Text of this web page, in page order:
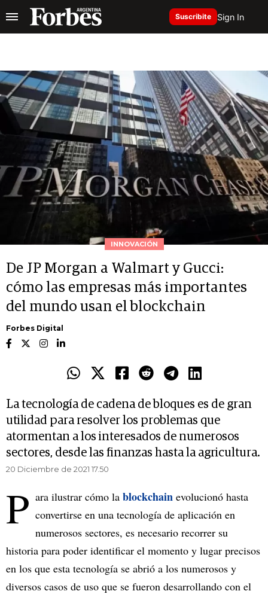
Suscribite Sign In
INNOVACIÓN
De JP Morgan a Walmart y Gucci:
cómo las empresas más importantes
del mundo usan el blockchain
Forbes Digital
La tecnología de cadena de bloques es de gran
utilidad para resolver los problemas que
atormentan a los interesados de numerosos
sectores, desde las finanzas hasta la agricultura.
20 Diciembre de 2021 17.50
P ara ilustrar cómo la blockchain evolucionó hasta
convertirse en una tecnología de aplicación en
numerosos sectores, es necesario recorrer su
historia para poder identificar el momento y lugar precisos
en los que esta tecnología se abrió a los numerosos y
diversos casos de uso que se fueron desarrollando con el